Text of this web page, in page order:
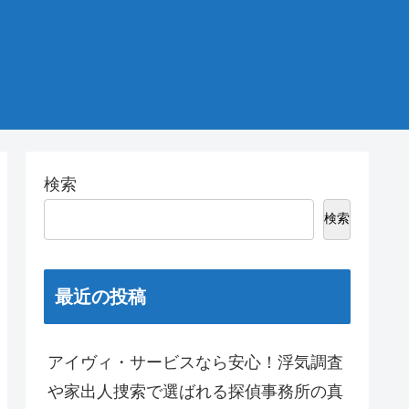
検索
検索
最近の投稿
アイヴィ・サービスなら安心！浮気調査
や家出人捜索で選ばれる探偵事務所の真